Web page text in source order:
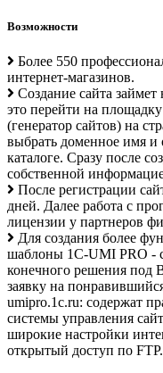
Возможности
Более 550
интернет-магазинов.
Создание сайта
это перейти на
(генератор сайтов) на
выбрать доменное имя
каталоге. Сразу после
собственной
После регистрации
дней. Далее работа с
лицензии у партнеров
Для создания более
шаблоны 1C-UMI PRO -
конечного решения под
заявку на
umipro.1c.ru: содержат
системы управления
широкие настройки
открытый доступ по FTP.